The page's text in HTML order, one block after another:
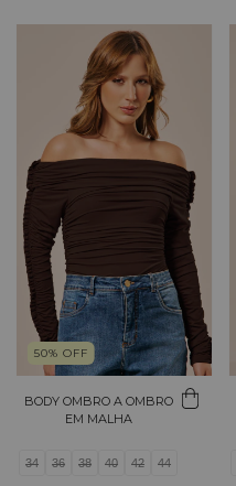
50% OFF
BODY OMBRO A OMBRO
EM MALHA
34 36 38 40 42 44